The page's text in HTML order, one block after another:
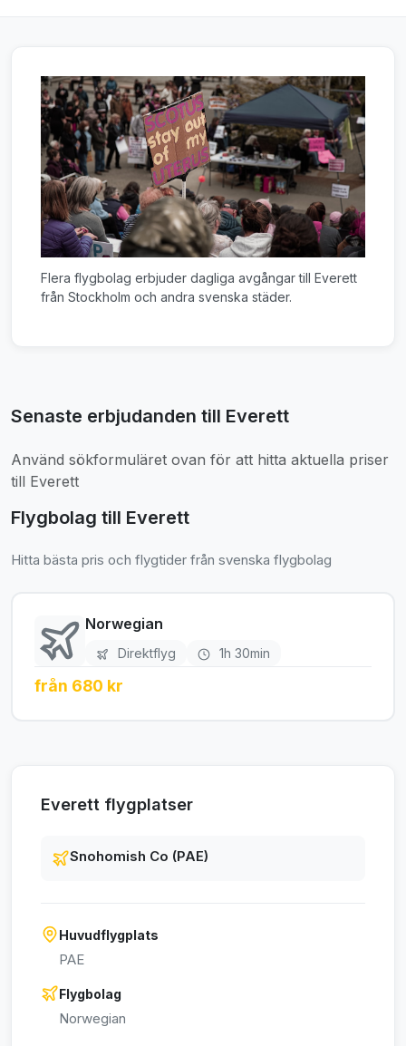
Flera flygbolag erbjuder dagliga avgångar till Everett
från Stockholm och andra svenska städer.
Senaste erbjudanden till Everett
Använd sökformuläret ovan för att hitta aktuella priser
till Everett
Flygbolag till Everett
Hitta bästa pris och flygtider från svenska flygbolag
Norwegian
Direktflyg 1h 30min
från 680 kr
Everett flygplatser
Snohomish Co (PAE)
Huvudflygplats
PAE
Flygbolag
Norwegian